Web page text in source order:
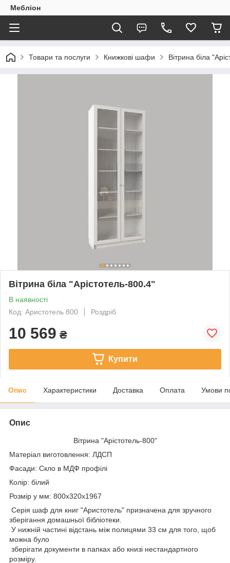
Мебліон
Товари та послуги Книжкові шафи Вітрина біла
Вітрина біла "Арістотель-800.4"
В наявності
Код: Аристотель 800
Роздріб
10 569 ₴
Купити
Опис Характеристики Доставка Оплата Умови
Опис
Вітрина "Арістотель-800"
Матеріал виготовлення: ЛДСП
Фасади: Скло в МДФ профілі
Колір: білий
Розмір у мм: 800х320х1967
Серія шаф для книг "Аристотель" призначена для зручного
зберігання домашньої бібліотеки.
У нижній частині відстань між полицями 33 см для того, щоб
можна було
зберігати документи в папках або книзі нестандартного
розміру.